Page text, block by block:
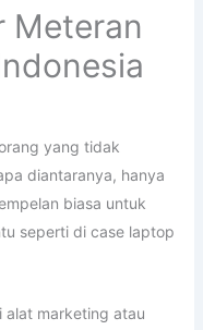
Meteran
yang tidak
diantaranya, hanya
biasa untuk
seperti di case laptop
alat marketing atau